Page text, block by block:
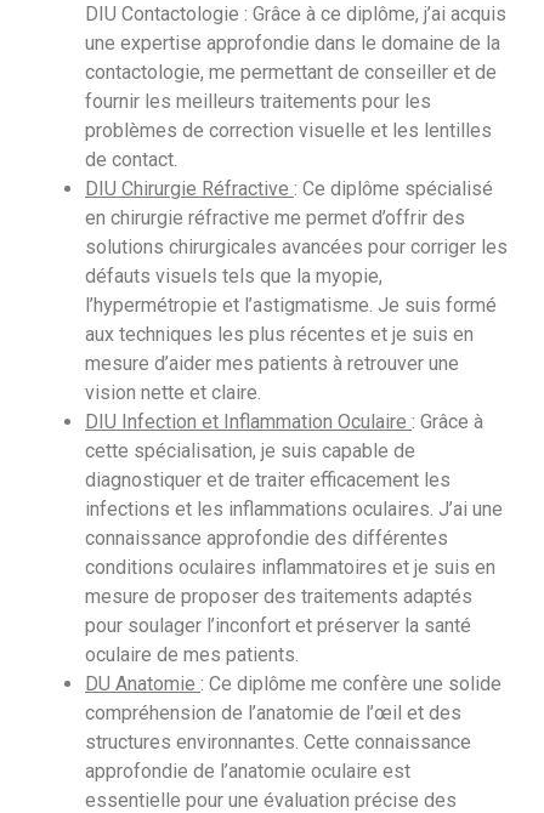
DIU Contactologie : Grâce à ce diplôme, j’ai acquis
une expertise approfondie dans le domaine de la
contactologie, me permettant de conseiller et de
fournir les meilleurs traitements pour les
problèmes de correction visuelle et les lentilles
de contact.
DIU Chirurgie Réfractive : Ce diplôme spécialisé
en chirurgie réfractive me permet d’offrir des
solutions chirurgicales avancées pour corriger les
défauts visuels tels que la myopie,
l’hypermétropie et l’astigmatisme. Je suis formé
aux techniques les plus récentes et je suis en
mesure d’aider mes patients à retrouver une
vision nette et claire.
DIU Infection et Inflammation Oculaire : Grâce à
cette spécialisation, je suis capable de
diagnostiquer et de traiter efficacement les
infections et les inflammations oculaires. J’ai une
connaissance approfondie des différentes
conditions oculaires inflammatoires et je suis en
mesure de proposer des traitements adaptés
pour soulager l’inconfort et préserver la santé
oculaire de mes patients.
DU Anatomie : Ce diplôme me confère une solide
compréhension de l’anatomie de l’œil et des
structures environnantes. Cette connaissance
approfondie de l’anatomie oculaire est
essentielle pour une évaluation précise des